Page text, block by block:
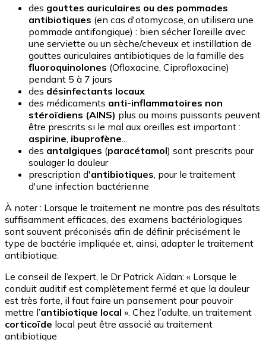
des gouttes auriculaires ou des pommades
antibiotiques (en cas d'otomycose, on utilisera une
pommade antifongique) : bien sécher l’oreille avec
une serviette ou un sèche/cheveux et instillation de
gouttes auriculaires antibiotiques de la famille des
fluoroquinolones (Ofloxacine, Ciprofloxacine)
pendant 5 à 7 jours
des désinfectants locaux
des médicaments anti-inflammatoires non
stéroïdiens (AINS) plus ou moins puissants peuvent
être prescrits si le mal aux oreilles est important :
aspirine ibuprofène
des antalgiques (paracétamol) sont prescrits pour
soulager la douleur
prescription d'antibiotiques , pour le traitement
d'une infection bactérienne
À noter : Lorsque le traitement ne montre pas des résultats
suffisamment efficaces, des examens bactériologiques
sont souvent préconisés afin de définir précisément le
type de bactérie impliquée et, ainsi, adapter le traitement
antibiotique.
Le conseil de l’expert, le Dr Patrick Aïdan: « Lorsque le
conduit auditif est complètement fermé et que la douleur
est très forte, il faut faire un pansement pour pouvoir
mettre l’antibiotique local ». Chez l’adulte, un traitement
corticoïde local peut être associé au traitement
antibiotique